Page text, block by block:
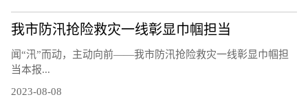
我市防汛抢险救灾一线彰显巾帼担当
闻“汛”而动，主动向前——我市防汛抢险救灾一线彰显巾帼担
当本报...
2023-08-08